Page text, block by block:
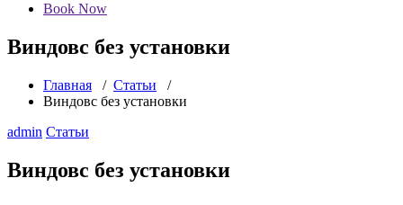
Book Now
Виндовс без установки
Главная / Статьи /
Виндовс без установки
admin Статьи
Виндовс без установки